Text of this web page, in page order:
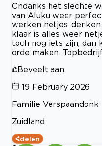
Ondanks het slechte
van Aluku weer
werken netjes,
klaar is alles weer
toch nog iets zijn, dan
orde maken.
Beveelt aan
19 February 2026
Familie Verspaandonk
Zuidland
delen